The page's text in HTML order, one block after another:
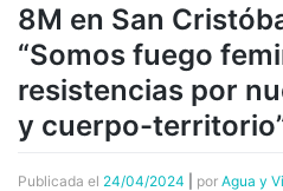
8M en San
“Somos fuego
resistencias por
y cuerpo-
Publicada el 24/04/2024 por Agua y